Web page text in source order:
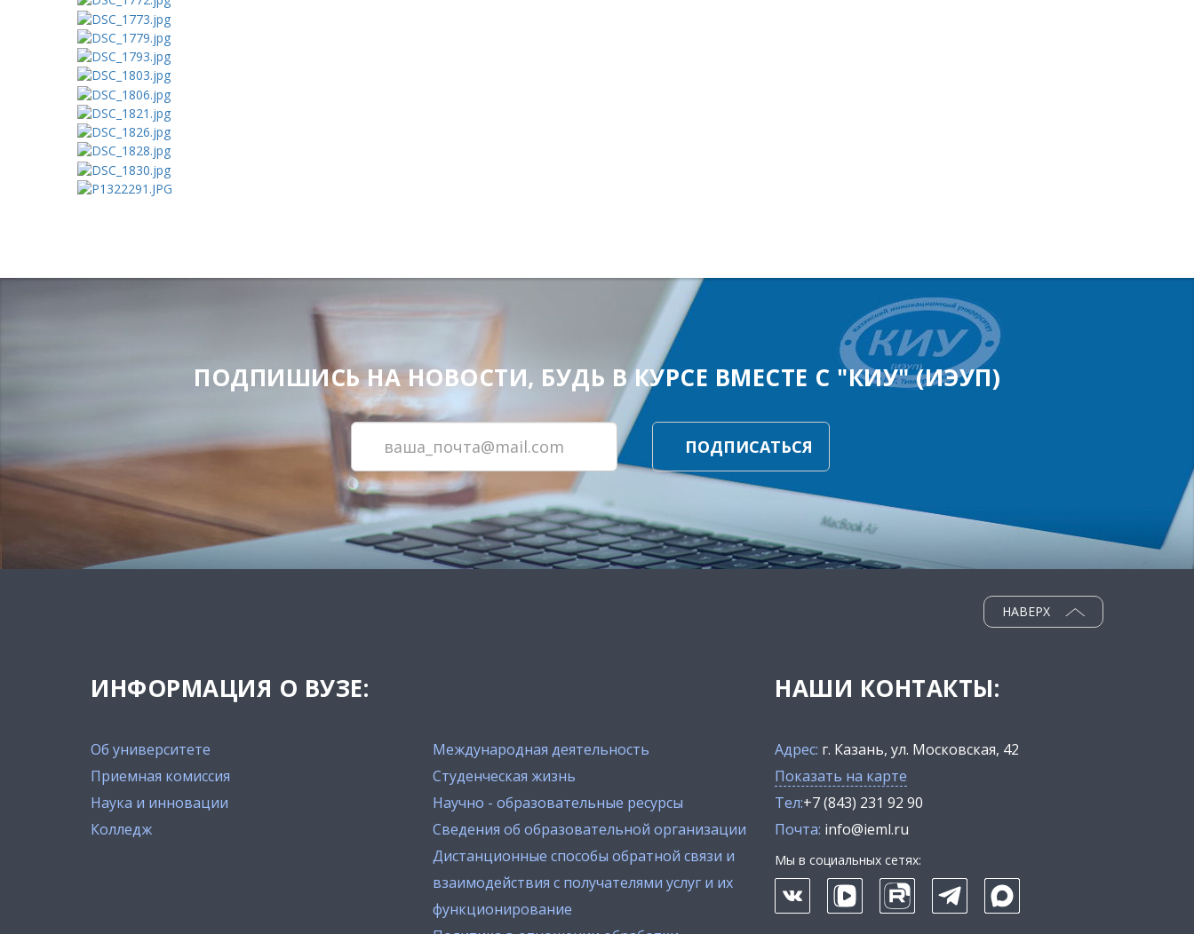
ПОДПИШИСЬ НА НОВОСТИ, БУДЬ В КУРСЕ ВМЕСТЕ С "КИУ" (ИЭУП)
ПОДПИСАТЬСЯ
ИНФОРМАЦИЯ О ВУЗЕ:
Об университете
Приемная комиссия
Наука и инновации
Колледж
Международная деятельность
Студенческая жизнь
Научно - образовательные ресурсы
Сведения об образовательной организации
Дистанционные способы обратной связи и
взаимодействия с получателями услуг и их
функционирование
НАВЕРХ
НАШИ КОНТАКТЫ:
Адрес: г. Казань, ул. Московская, 42
Показать на карте
Тел:+7 (843) 231 92 90
Почта: info@ieml.ru
Мы в социальных сетях: